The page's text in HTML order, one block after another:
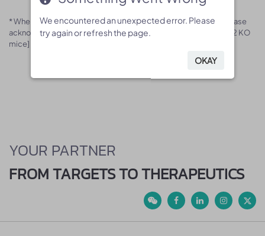
* When publishing results obtained using this animal model, please
acknowledge the source as follows: The animal model [B-Taok2 KO
mice] (Cat# 170677) was purchased from Biocytogen.
YOUR PARTNER
FROM TARGETS TO THERAPEUTICS
We encountered an unexpected error. Please
try again or refresh the page.
OKAY
We encountered an unexpected error. Please
try again or refresh the page.
OKAY